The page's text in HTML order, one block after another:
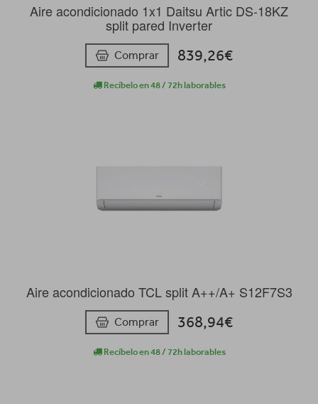
Aire acondicionado 1x1 Daitsu Artic DS-18KZ
split pared Inverter
Comprar 839,26€
Recíbelo en 48 / 72h laborables
Aire acondicionado TCL split A++/A+ S12F7S3
Comprar 368,94€
Recíbelo en 48 / 72h laborables